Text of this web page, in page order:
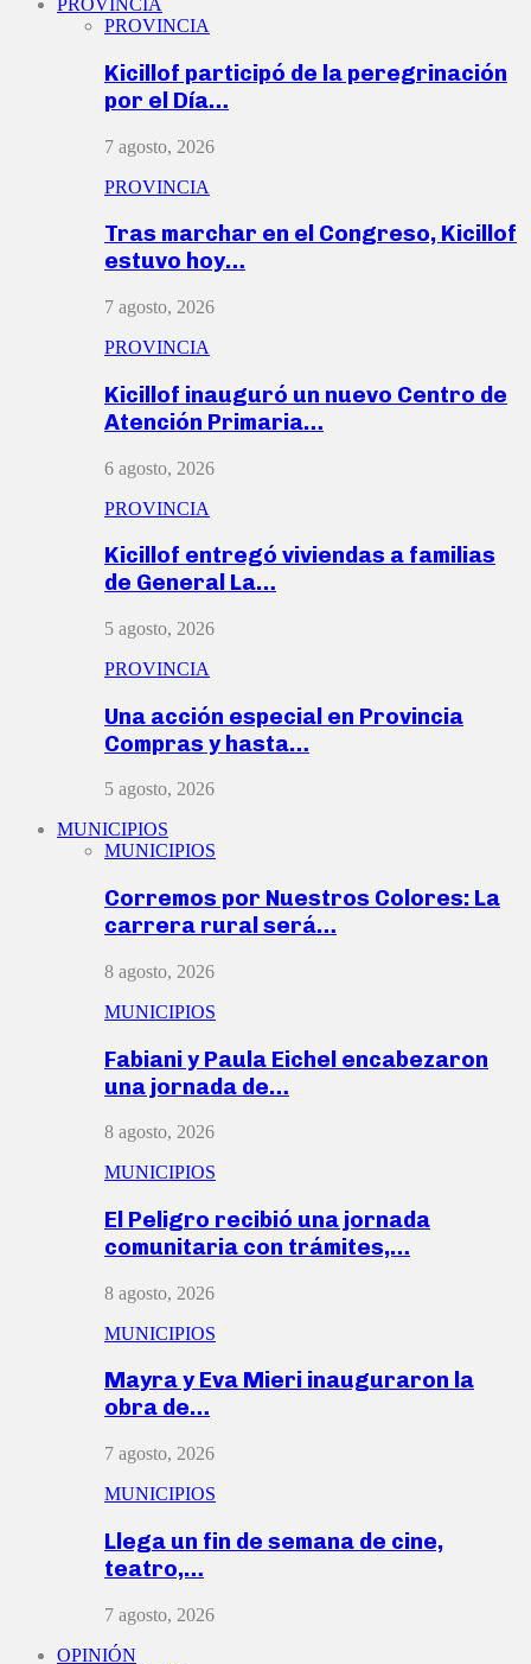
PROVINCIA
PROVINCIA
Kicillof participó de la peregrinación
por el Día…
7 agosto, 2026
PROVINCIA
Tras marchar en el Congreso, Kicillof
estuvo hoy…
7 agosto, 2026
PROVINCIA
Kicillof inauguró un nuevo Centro de
Atención Primaria…
6 agosto, 2026
PROVINCIA
Kicillof entregó viviendas a familias
de General La…
5 agosto, 2026
PROVINCIA
Una acción especial en Provincia
Compras y hasta…
5 agosto, 2026
MUNICIPIOS
MUNICIPIOS
Corremos por Nuestros Colores: La
carrera rural será…
8 agosto, 2026
MUNICIPIOS
Fabiani y Paula Eichel encabezaron
una jornada de…
8 agosto, 2026
MUNICIPIOS
El Peligro recibió una jornada
comunitaria con trámites,…
8 agosto, 2026
MUNICIPIOS
Mayra y Eva Mieri inauguraron la
obra de…
7 agosto, 2026
MUNICIPIOS
Llega un fin de semana de cine,
teatro,…
7 agosto, 2026
OPINIÓN